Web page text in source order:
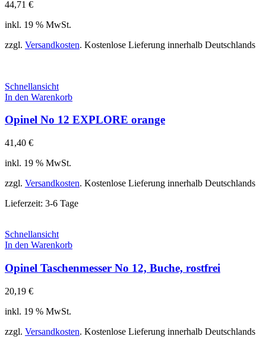
44,71 €
inkl. 19 % MwSt.
zzgl. Versandkosten. Kostenlose Lieferung innerhalb Deutschlands
Schnellansicht
In den Warenkorb
Opinel No 12 EXPLORE orange
41,40 €
inkl. 19 % MwSt.
zzgl. Versandkosten. Kostenlose Lieferung innerhalb Deutschlands
Lieferzeit: 3-6 Tage
Schnellansicht
In den Warenkorb
Opinel Taschenmesser No 12, Buche, rostfrei
20,19 €
inkl. 19 % MwSt.
zzgl. Versandkosten. Kostenlose Lieferung innerhalb Deutschlands